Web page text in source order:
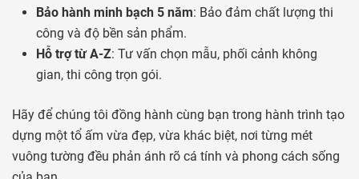
Bảo hành minh bạch 5 năm: Bảo đảm chất lượng thi
công và độ bền sản phẩm.
Hỗ trợ từ A-Z: Tư vấn chọn mẫu, phối cảnh không
gian, thi công trọn gói.
Hãy để chúng tôi đồng hành cùng bạn trong hành trình tạo
dựng một tổ ấm vừa đẹp, vừa khác biệt, nơi từng mét
vuông tường đều phản ánh rõ cá tính và phong cách sống